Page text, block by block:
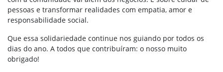
pessoas e transformar realidades com empatia, amor e
responsabilidade social.
Que essa solidariedade continue nos guiando por todos os
dias do ano. A todos que contribuíram: o nosso muito
obrigado!